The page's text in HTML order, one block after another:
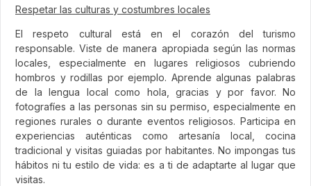
Respetar las culturas y costumbres locales
El respeto cultural está en el corazón del turismo
responsable. Viste de manera apropiada según las normas
locales, especialmente en lugares religiosos cubriendo
hombros y rodillas por ejemplo. Aprende algunas palabras
de la lengua local como hola, gracias y por favor. No
fotografíes a las personas sin su permiso, especialmente en
regiones rurales o durante eventos religiosos. Participa en
experiencias auténticas como artesanía local, cocina
tradicional y visitas guiadas por habitantes. No impongas tus
hábitos ni tu estilo de vida: es a ti de adaptarte al lugar que
visitas.